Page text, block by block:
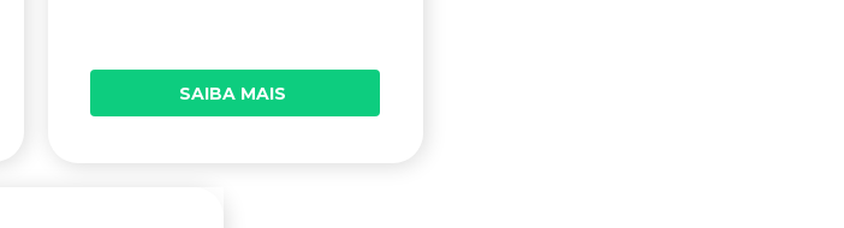
SAIBA MAIS